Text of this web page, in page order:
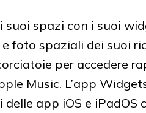
suoi spazi con i suoi
foto spaziali dei suoi
per accedere
Music. L’app
delle app iOS e